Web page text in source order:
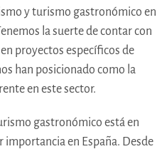
y turismo gastronómico en
la suerte de contar con
proyectos específicos de
han posicionado como la
en este sector.
gastronómico está en
importancia en España. Desde